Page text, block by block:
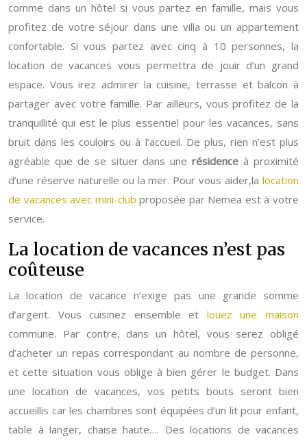
comme dans un hôtel si vous partez en famille, mais vous
profitez de votre séjour dans une villa ou un appartement
confortable. Si vous partez avec cinq à 10 personnes, la
location de vacances vous permettra de jouir d’un grand
espace. Vous irez admirer la cuisine, terrasse et balcon à
partager avec votre famille. Par ailleurs, vous profitez de la
tranquillité qui est le plus essentiel pour les vacances, sans
bruit dans les couloirs ou à l’accueil. De plus, rien n’est plus
agréable que de se situer dans unerésidence à proximité
d’une réserve naturelle ou la mer. Pour vous aider,la location
de vacances avec mini-club proposée par Nemea est à votre
service.
La location de vacances n’est pas
coûteuse
La location de vacance n’exige pas une grande somme
d’argent. Vous cuisinez ensemble et louez une maison
commune. Par contre, dans un hôtel, vous serez obligé
d’acheter un repas correspondant au nombre de personne,
et cette situation vous oblige à bien gérer le budget. Dans
une location de vacances, vos petits bouts seront bien
accueillis car les chambres sont équipées d’un lit pour enfant,
table à langer, chaise haute…. Des locations de vacances